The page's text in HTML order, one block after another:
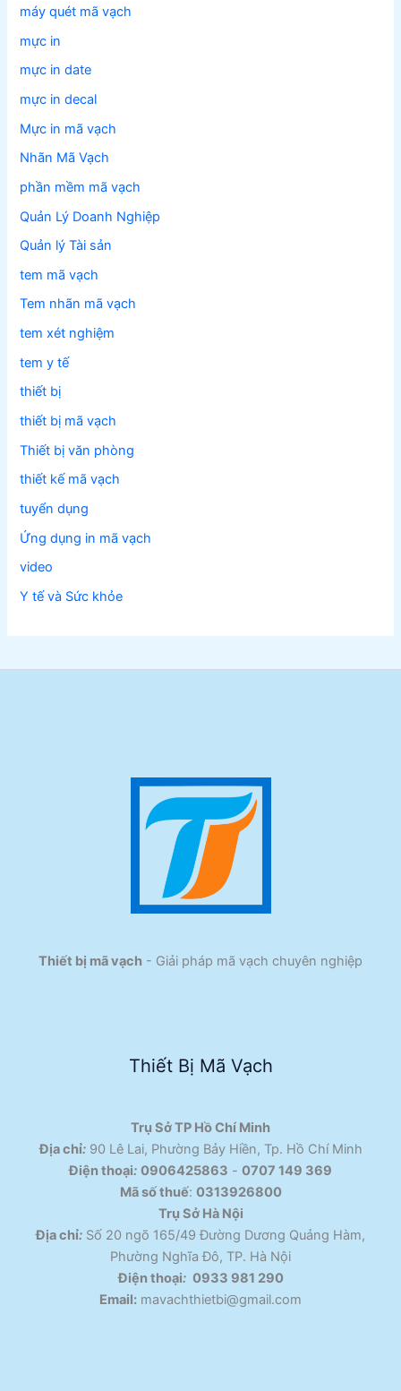
máy quét mã vạch
mực in
mực in date
mực in decal
Mực in mã vạch
Nhãn Mã Vạch
phần mềm mã vạch
Quản Lý Doanh Nghiệp
Quản lý Tài sản
tem mã vạch
Tem nhãn mã vạch
tem xét nghiệm
tem y tế
thiết bị
thiết bị mã vạch
Thiết bị văn phòng
thiết kế mã vạch
tuyển dụng
Ứng dụng in mã vạch
video
Y tế và Sức khỏe
Thiết bị mã vạch - Giải pháp mã vạch chuyên nghiệp
Thiết Bị Mã Vạch
Trụ Sở TP Hồ Chí Minh
Địa chỉ:90 Lê Lai, Phường Bảy Hiền, Tp. Hồ Chí Minh
Điện thoại: 0906425863 - 0707 149 369
Mã số thuế: 0313926800
Trụ Sở Hà Nội
Địa chỉ: Số 20 ngõ 165/49 Đường Dương Quảng Hàm,
Phường Nghĩa Đô, TP. Hà Nội
Điện thoại: 0933 981 290
Email: mavachthietbi@gmail.com